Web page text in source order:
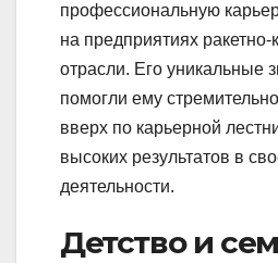
профессиональную
на предприятиях ракетно-
отрасли. Его уникальные
помогли ему
вверх по карьерной
высоких результатов в
деятельности.
Детство и